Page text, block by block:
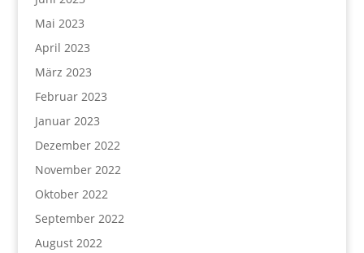
Mai 2023
April 2023
März 2023
Februar 2023
Januar 2023
Dezember 2022
November 2022
Oktober 2022
September 2022
August 2022